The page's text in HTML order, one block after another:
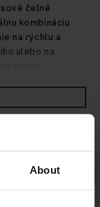
About
čelné
kombináciu
na rýchlu a
alebo na
a bezpečnosť
výkonnej
batérie s
vášho vozíka
zdvíhaciemu
na bremeno,